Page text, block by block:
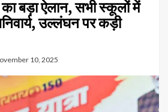
का बड़ा ऐलान, सभी स्कूलों में
उल्लंघन पर कड़ी
10, 2025